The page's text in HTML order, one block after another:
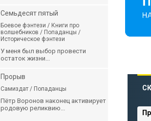
Семьдесят пятый
Боевое фэнтези / Книги про
волшебников / Попаданцы /
Историческое фэнтези
У меня был выбор провести
остаток жизни...
Прорыв
Самиздат / Попаданцы
Пётр Воронов наконец активирует
родовую реликвию...